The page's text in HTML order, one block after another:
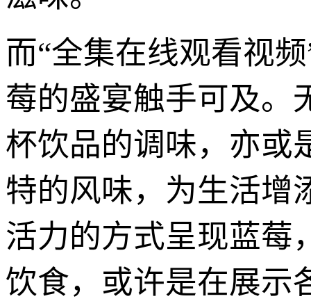
而“全集在线观看视
莓的盛宴触手可及。
杯饮品的调味，亦或
特的风味，为生活增
活力的方式呈现蓝莓
饮食，或许是在展示